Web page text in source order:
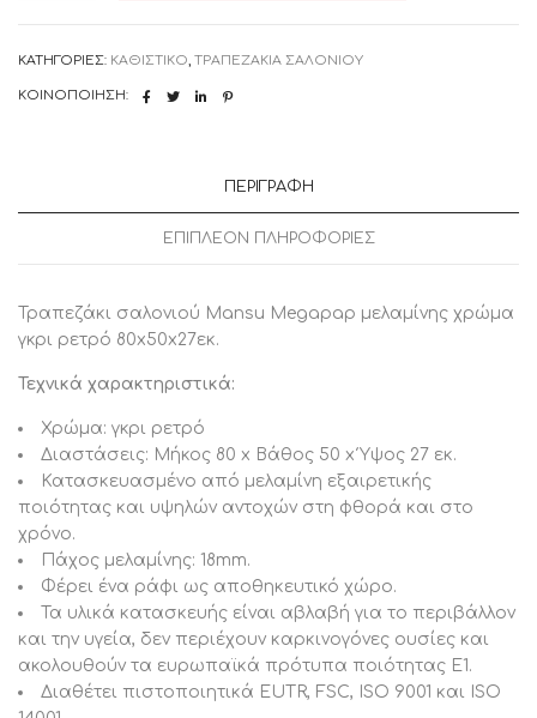
χρώμα
ρετρό
1
ΚΑΤΗΓΟΡΊΕΣ: ΚΑΘΙΣΤΙΚΟ ΤΡΑΠΕΖΑΚΙΑ ΣΑΛΟΝΙΟΥ
ΚΟΙΝΟΠΟΊΗΣΗ:
ΠΕΡΙΓΡΑΦΉ
ΕΠΙΠΛΈΟΝ ΠΛΗΡΟΦΟΡΊΕΣ
Τραπεζάκι σαλονιού Mansu Megapap μελαμίνης χρώμα
γκρι ρετρό 80x50x27εκ.
Τεχνικά χαρακτηριστικά:
Χρώμα: γκρι ρετρό
Διαστάσεις: Μήκος 80 x Βάθος 50 x Ύψος 27 εκ.
Κατασκευασμένο από μελαμίνη εξαιρετικής
ποιότητας και υψηλών αντοχών στη φθορά και στο
χρόνο.
Πάχος μελαμίνης: 18mm.
Φέρει ένα ράφι ως αποθηκευτικό χώρο.
Τα υλικά κατασκευής είναι αβλαβή για το περιβάλλον
και την υγεία, δεν περιέχουν καρκινογόνες ουσίες και
ακολουθούν τα ευρωπαϊκά πρότυπα ποιότητας Ε1.
Διαθέτει πιστοποιητικά EUTR, FSC, ISO 9001 και ISO